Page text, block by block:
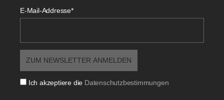
E-Mail-Addresse*
Ich akzeptiere die Datenschutzbestimmungen